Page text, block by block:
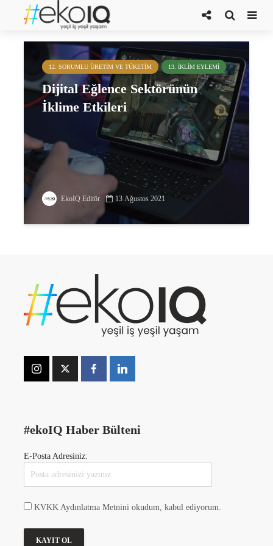
bilgisayar oyunları
12. SORUMLU ÜRETIM VE TÜKETIM 13. İKLIM EYLEMI
Dijital Eğlence Sektörünün
İklime Etkileri
EkoIQ Editör 13 Ağustos 2021
#ekoIQ Haber Bülteni
E-Posta Adresiniz:
KVKK Aydınlatma Metnini okudum, kabul ediyorum.